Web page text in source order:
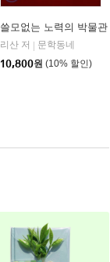
쓸모없는 노력의 박물관
리산 저
문학동네
10,800원 (10% 할인)